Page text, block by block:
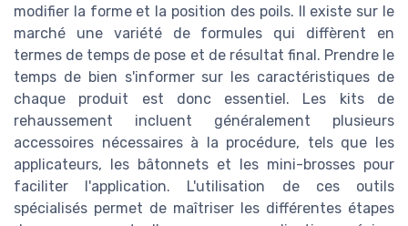
modifier la forme et la position des poils. Il existe sur le
marché une variété de formules qui diffèrent en
termes de temps de pose et de résultat final. Prendre le
temps de bien s'informer sur les caractéristiques de
chaque produit est donc essentiel. Les kits de
rehaussement incluent généralement plusieurs
accessoires nécessaires à la procédure, tels que les
applicateurs, les bâtonnets et les mini-brosses pour
faciliter l'application. L'utilisation de ces outils
spécialisés permet de maîtriser les différentes étapes